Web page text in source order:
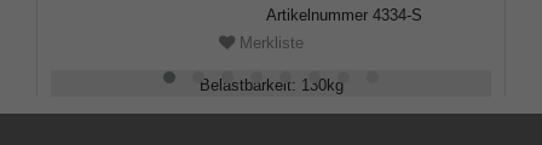
Artikelnummer 4334-S
Merkliste
Belastbarkeit: 130kg